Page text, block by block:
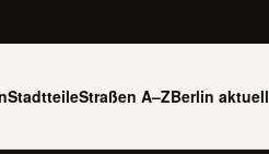
StadtteileStraßen A–ZBerlin aktuell